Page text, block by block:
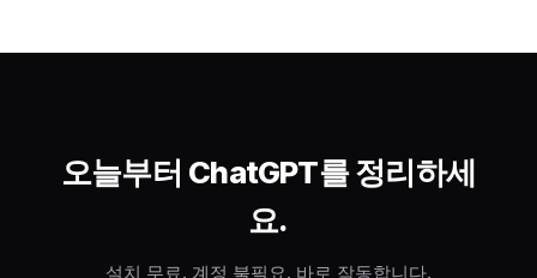
오늘부터 ChatGPT를 정리하세
요.
설치 무료. 계정 불필요. 바로 작동합니다.